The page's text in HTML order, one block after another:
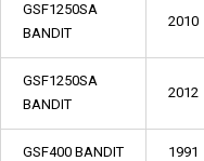
GSF1250SA
BANDIT
2010
GSF1250SA
BANDIT
2012
GSF400 BANDIT 1991